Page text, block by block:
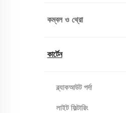
কম্বল ও থ্রো
কার্টেন
ব্ল্যাকআউট পর্দা
লাইট ফিল্টারিং